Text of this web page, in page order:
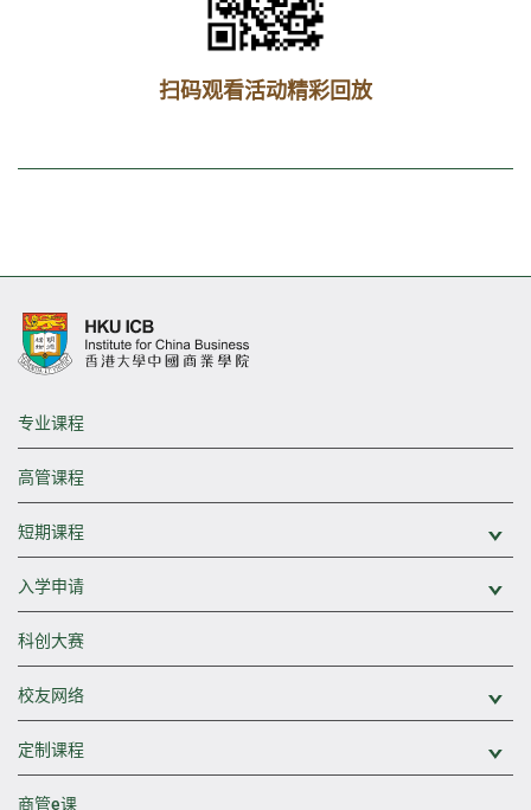
扫码观看活动精彩回放
专业课程
高管课程
短期课程
入学申请
科创大赛
校友网络
定制课程
商管e课